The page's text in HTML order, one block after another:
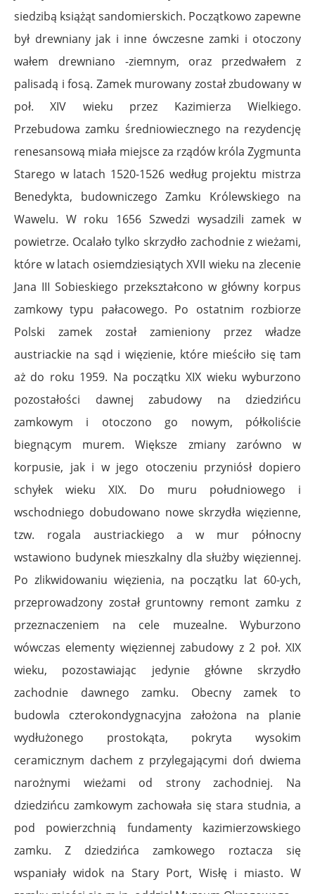
siedzibą książąt sandomierskich. Początkowo zapewne
był drewniany jak i inne ówczesne zamki i otoczony
wałem drewniano -ziemnym, oraz przedwałem z
palisadą i fosą. Zamek murowany został zbudowany w
poł. XIV wieku przez Kazimierza Wielkiego.
Przebudowa zamku średniowiecznego na rezydencję
renesansową miała miejsce za rządów króla Zygmunta
Starego w latach 1520-1526 według projektu mistrza
Benedykta, budowniczego Zamku Królewskiego na
Wawelu. W roku 1656 Szwedzi wysadzili zamek w
powietrze. Ocalało tylko skrzydło zachodnie z wieżami,
które w latach osiemdziesiątych XVII wieku na zlecenie
Jana III Sobieskiego przekształcono w główny korpus
zamkowy typu pałacowego. Po ostatnim rozbiorze
Polski zamek został zamieniony przez władze
austriackie na sąd i więzienie, które mieściło się tam
aż do roku 1959. Na początku XIX wieku wyburzono
pozostałości dawnej zabudowy na dziedzińcu
zamkowym i otoczono go nowym, półkoliście
biegnącym murem. Większe zmiany zarówno w
korpusie, jak i w jego otoczeniu przyniósł dopiero
schyłek wieku XIX. Do muru południowego i
wschodniego dobudowano nowe skrzydła więzienne,
tzw. rogala austriackiego a w mur północny
wstawiono budynek mieszkalny dla służby więziennej.
Po zlikwidowaniu więzienia, na początku lat 60-ych,
przeprowadzony został gruntowny remont zamku z
przeznaczeniem na cele muzealne. Wyburzono
wówczas elementy więziennej zabudowy z 2 poł. XIX
wieku, pozostawiając jedynie główne skrzydło
zachodnie dawnego zamku. Obecny zamek to
budowla czterokondygnacyjna założona na planie
wydłużonego prostokąta, pokryta wysokim
ceramicznym dachem z przylegającymi doń dwiema
narożnymi wieżami od strony zachodniej. Na
dziedzińcu zamkowym zachowała się stara studnia, a
pod powierzchnią fundamenty kazimierzowskiego
zamku. Z dziedzińca zamkowego roztacza się
wspaniały widok na Stary Port, Wisłę i miasto. W